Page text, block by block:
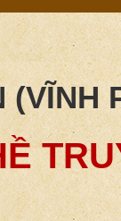
(VĨNH